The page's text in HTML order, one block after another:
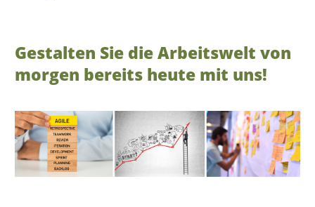
Gestalten Sie die Arbeitswelt von
morgen bereits heute mit uns!